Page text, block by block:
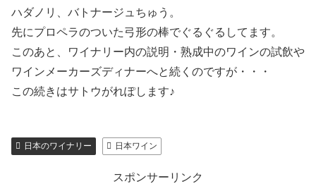
ハダノリ、バトナージュちゅう。
先にプロペラのついた弓形の棒でぐるぐるしてます。
このあと、ワイナリー内の説明・熟成中のワインの試飲や
ワインメーカーズディナーへと続くのですが・・・
この続きはサトウがれぽします♪
日本のワイナリー 日本ワイン
スポンサーリンク